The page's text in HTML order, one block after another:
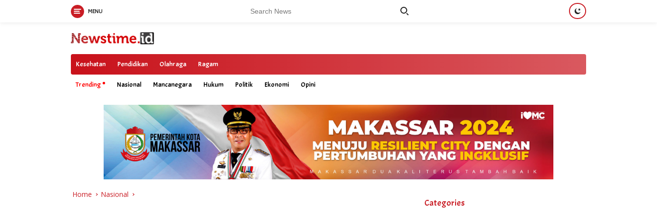
MENU
Kesehatan Pendidikan Olahraga Ragam
Trending Nasional Mancanegara Hukum Politik Ekonomi Opini
Home Nasional
Categories